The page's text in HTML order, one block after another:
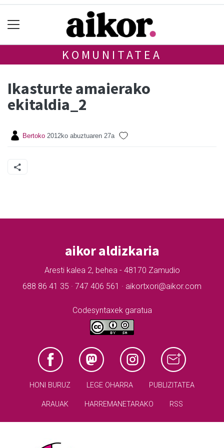
KOMUNITATEA
Ikasturte amaierako
ekitaldia_2
Bertoko 2012ko abuztuaren 27a
aikor aldizkaria
Aresti kalea 2, behea - 48170 Zamudio
688 86 41 35 · 747 406 561 · aikortxori@aikor.com
Codesyntaxek garatua
HONI BURUZ LEGE OHARRA PUBLIZITATEA
ARAUAK HARREMANETARAKO RSS